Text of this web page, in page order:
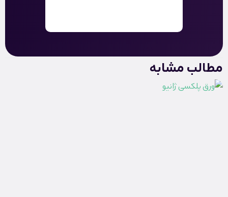
مطالب مشابه